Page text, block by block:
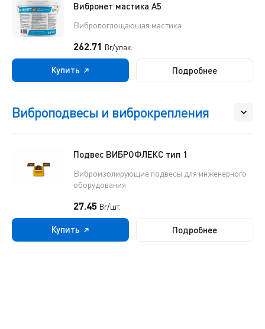
Вибронет мастика А5
Вибропоглощающая мастика
262.71 Br/упак.
Купить Подробнее
Виброподвесы и виброкрепления
Подвес ВИБРОФЛЕКС тип 1
Виброизолирующие подвесы для инженерного
оборудования
27.45 Br/шт.
Купить Подробнее